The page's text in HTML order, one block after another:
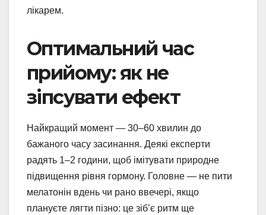
лікарем.
Оптимальний час
прийому: як не
зіпсувати ефект
Найкращий момент — 30–60 хвилин до
бажаного часу засинання. Деякі експерти
радять 1–2 години, щоб імітувати природне
підвищення рівня гормону. Головне — не пити
мелатонін вдень чи рано ввечері, якщо
плануєте лягти пізно: це зіб’є ритм ще